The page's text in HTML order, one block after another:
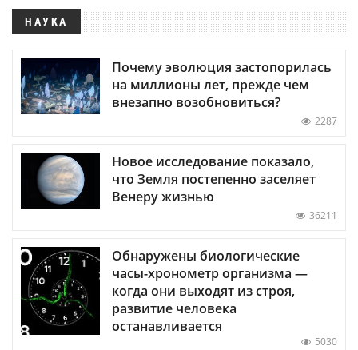
НАУКА
Почему эволюция застопорилась
на миллионы лет, прежде чем
внезапно возобновиться?
2287
Новое исследование показало,
что Земля постепенно заселяет
Венеру жизнью
36211
Обнаружены биологические
часы-хронометр организма —
когда они выходят из строя,
развитие человека
останавливается
5030